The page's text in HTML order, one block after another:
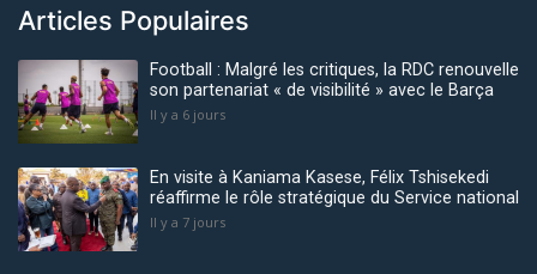
Articles Populaires
Football : Malgré les critiques, la RDC renouvelle
son partenariat « de visibilité » avec le Barça
Il y a 6 jours
En visite à Kaniama Kasese, Félix Tshisekedi
réaffirme le rôle stratégique du Service national
Il y a 7 jours